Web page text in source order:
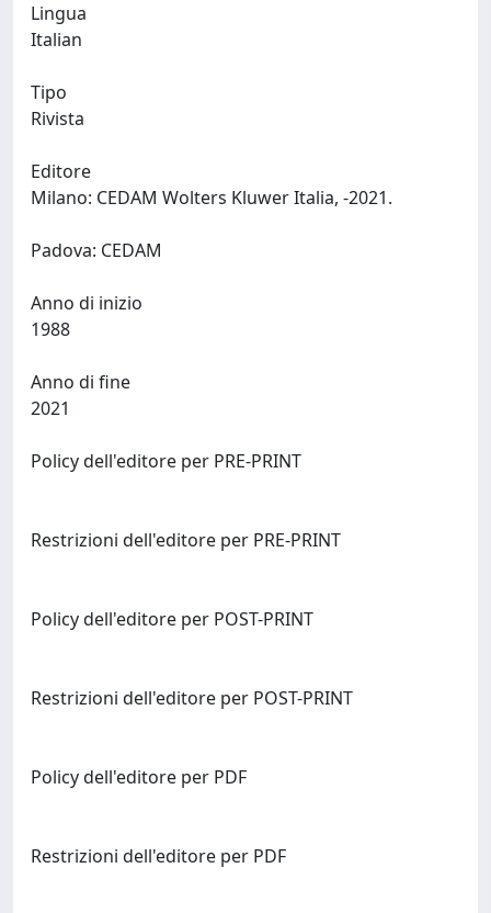
Lingua
Tipo
Rivista
Editore
Milano: CEDAM Wolters Kluwer Italia, -2021.
Anno di inizio
Anno di fine
Policy dell'editore per PRE-PRINT
Restrizioni dell'editore per PRE-PRINT
Policy dell'editore per POST-PRINT
Restrizioni dell'editore per POST-PRINT
Policy dell'editore per PDF
Restrizioni dell'editore per PDF